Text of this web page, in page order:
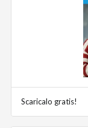
Scaricalo gratis!